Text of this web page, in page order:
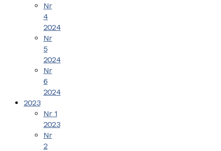
Nr
4
2024
Nr
5
2024
Nr
6
2024
2023
Nr 1
2023
Nr
2